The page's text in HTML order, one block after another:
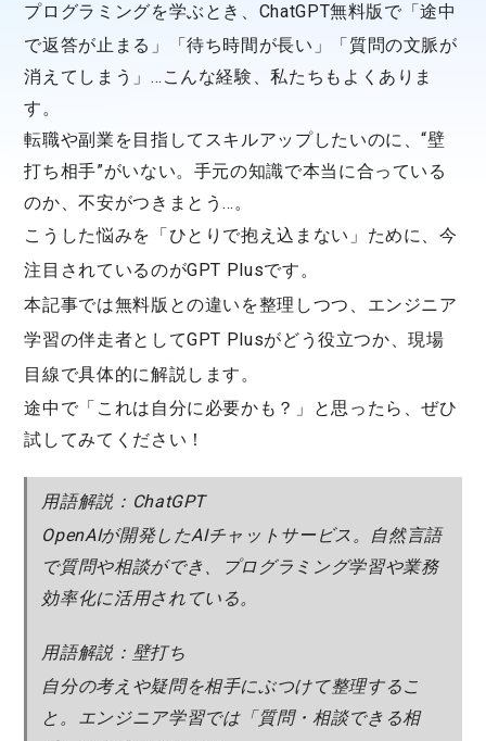
プログラミングを学ぶとき、 ChatGPT無料版 で「途中
で返答が止まる」「待ち時間が長い」「質問の文脈が
消えてしまう」…こんな経験、私たちもよくありま
す。
転職や副業を目指してスキルアップしたいのに、“壁
打ち相手”がいない。手元の知識で本当に合っている
のか、不安がつきまとう…。
こうした悩みを「ひとりで抱え込まない 」ために、今
注目されているのがGPT Plusです。
本記事では無料版との違い を整理しつつ、エンジニア
学習の伴走者としてGPT Plusがどう役立つか、現場
目線で具体的に解説します。
途中で「これは自分に必要かも？」と思ったら、ぜひ
試してみてください！
用語解説：ChatGPT
OpenAIが開発したAIチャットサービス。自然言語
で質問や相談ができ、プログラミング学習や業務
効率化に活用されている。
用語解説：壁打ち
自分の考えや疑問を相手にぶつけて整理するこ
と。エンジニア学習では「質問・相談できる相